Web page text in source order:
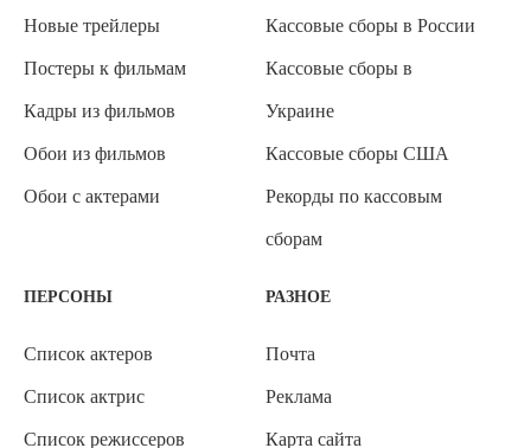
Новые трейлеры
Постеры к фильмам
Кадры из фильмов
Обои из фильмов
Обои с актерами
Кассовые сборы в России
Кассовые сборы в
Украине
Кассовые сборы США
Рекорды по кассовым
сборам
ПЕРСОНЫ
Список актеров
Список актрис
Список режиссеров
РАЗНОЕ
Почта
Реклама
Карта сайта